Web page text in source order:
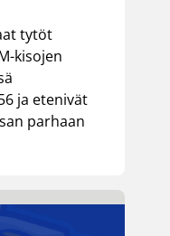
tytöt
kisojen
ja etenivät
parhaan